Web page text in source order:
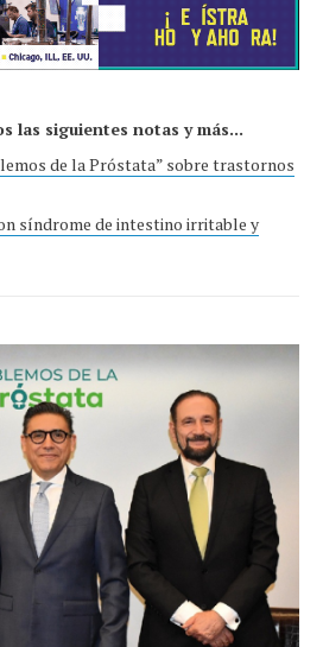
las siguientes notas y más...
de la Próstata” sobre trastornos
síndrome de intestino irritable y